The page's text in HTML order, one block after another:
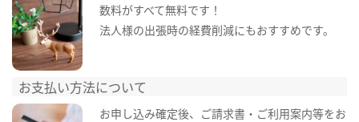
数料がすべて無料です！
法人様の出張時の経費削減にもおすすめです。
お支払い方法について
お申し込み確定後、ご請求書・ご利用案内等をお